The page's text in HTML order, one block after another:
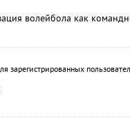
волейбола как
зарегистрированных